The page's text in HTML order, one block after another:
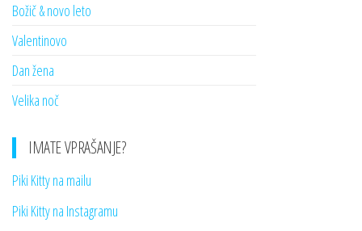
Božič & novo leto
Valentinovo
Dan žena
Velika noč
IMATE VPRAŠANJE?
Piki Kitty na mailu
Piki Kitty na Instagramu